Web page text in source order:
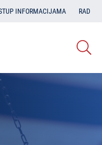
INFORMACIJAMA RAD